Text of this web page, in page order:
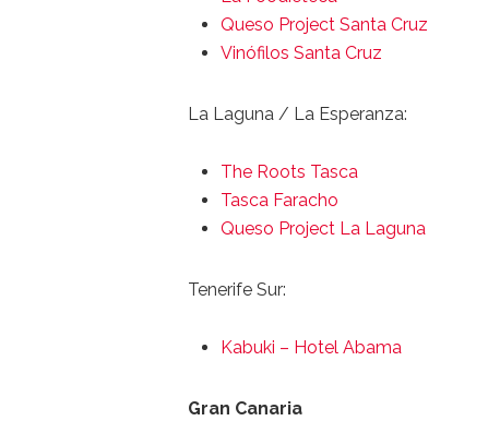
Queso Project Santa Cruz
Vinófilos Santa Cruz
La Laguna / La Esperanza:
The Roots Tasca
Tasca Faracho
Queso Project La Laguna
Tenerife Sur:
Kabuki – Hotel Abama
Gran Canaria